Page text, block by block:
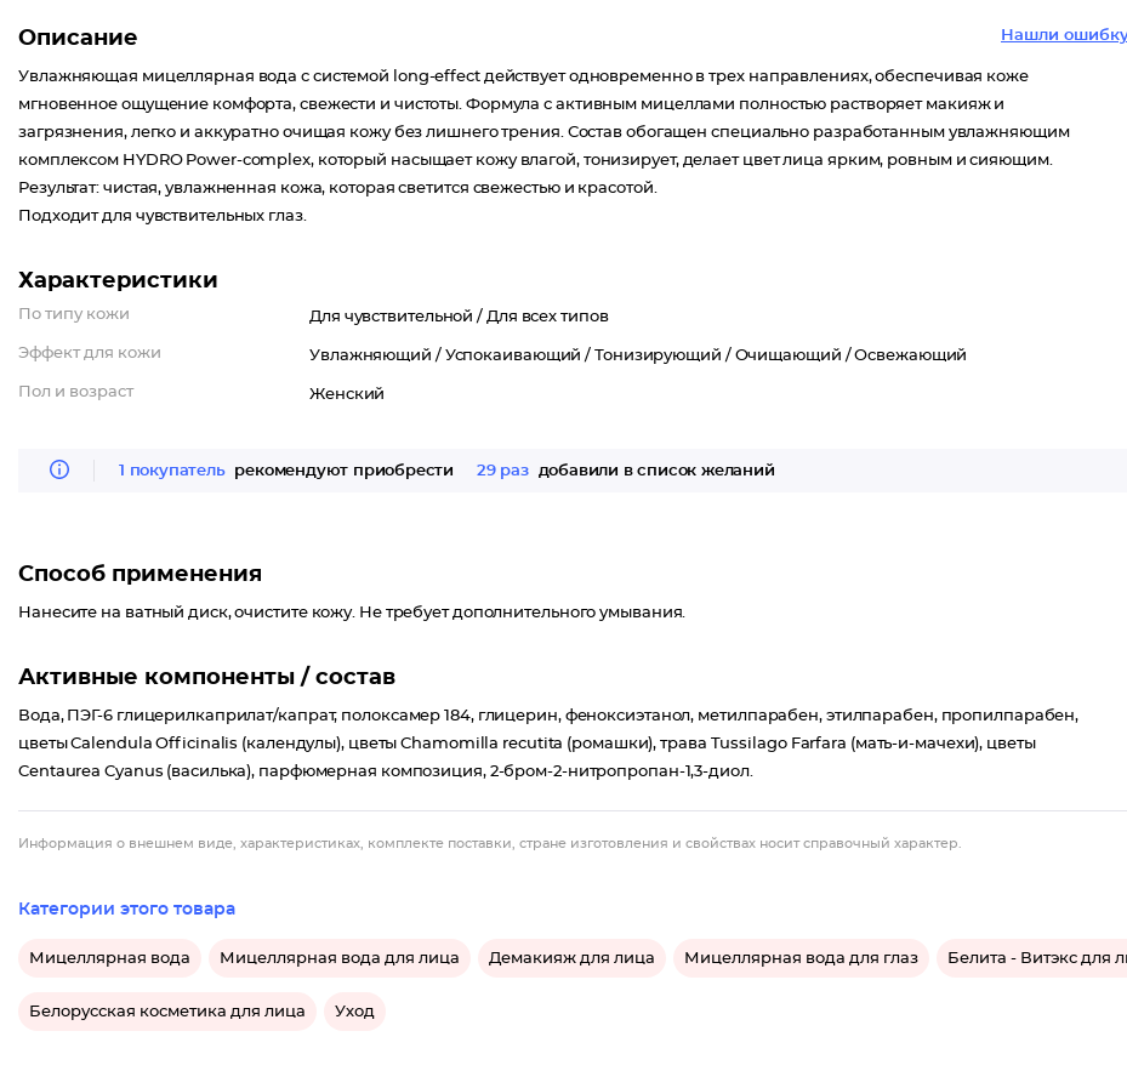
Нашли
Описание
Увлажняющая мицеллярная вода с системой long-effect действует одновременно в трех направлениях, обеспечивая коже
мгновенное ощущение комфорта, свежести и чистоты. Формула с активным мицеллами полностью растворяет макияж и
загрязнения, легко и аккуратно очищая кожу без лишнего трения. Состав обогащен специально разработанным увлажняющим
комплексом HYDRO Power-complex, который насыщает кожу влагой, тонизирует, делает цвет лица ярким, ровным и сияющим.
Результат: чистая, увлажненная кожа, которая светится свежестью и красотой.
Подходит для чувствительных глаз.
Характеристики
По типу кожи Для чувствительной / Для всех типов
Эффект для кожи Увлажняющий / Успокаивающий /Тонизирующий / Очищающий /Освежающий
Пол и возраст Женский
1 покупатель рекомендуют приобрести 29 раз добавили в список желаний
Способ применения
Нанесите на ватный диск, очистите кожу. Не требует дополнительного умывания.
Активные компоненты / состав
Вода, ПЭГ-6 глицерилкаприлат/капрат, полоксамер 184, глицерин, феноксиэтанол, метилпарабен, этилпарабен, пропилпарабен,
цветы Calendula Officinalis (календулы), цветы Chamomilla recutita (ромашки), трава Tussilago Farfara (мать-и-мачехи), цветы
Centaurea Cyanus (василька), парфюмерная композиция, 2-бром-2-нитропропан-1,3-диол.
Информация о внешнем виде, характеристиках, комплекте поставки, стране изготовления и свойствах носит справочный характер.
Категории этого товара
Мицеллярная вода Мицеллярная вода для лица Демакияж для лица Мицеллярная вода для глаз Белита - Витэкс для
Белорусская косметика для лица Уход